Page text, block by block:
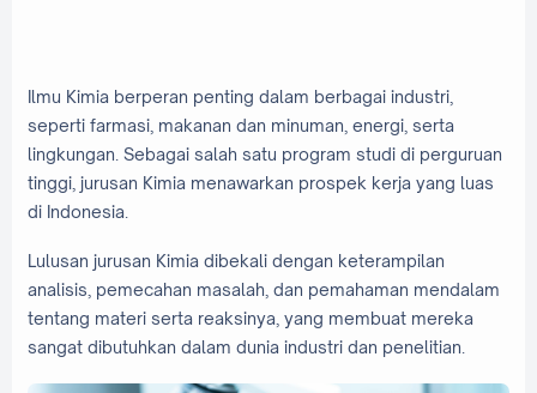
Ilmu Kimia berperan penting dalam berbagai industri,
seperti farmasi, makanan dan minuman, energi, serta
lingkungan. Sebagai salah satu program studi di perguruan
tinggi, jurusan Kimia menawarkan prospek kerja yang luas
di Indonesia.
Lulusan jurusan Kimia dibekali dengan keterampilan
analisis, pemecahan masalah, dan pemahaman mendalam
tentang materi serta reaksinya, yang membuat mereka
sangat dibutuhkan dalam dunia industri dan penelitian.